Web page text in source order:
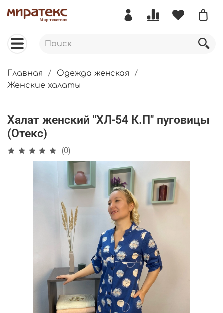
Главная
Одежда женская
Женские халаты
Халат женский "ХЛ-54 К.П" пуговицы
(Отекс)
(0)